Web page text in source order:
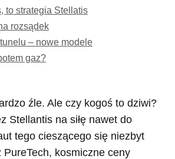
to strategia Stellatis
rozsądek
– nowe modele
gaz?
źle. Ale czy kogoś to dziwi?
Stellantis na siłę nawet do
tego cieszącego się niezbyt
kosmiczne ceny